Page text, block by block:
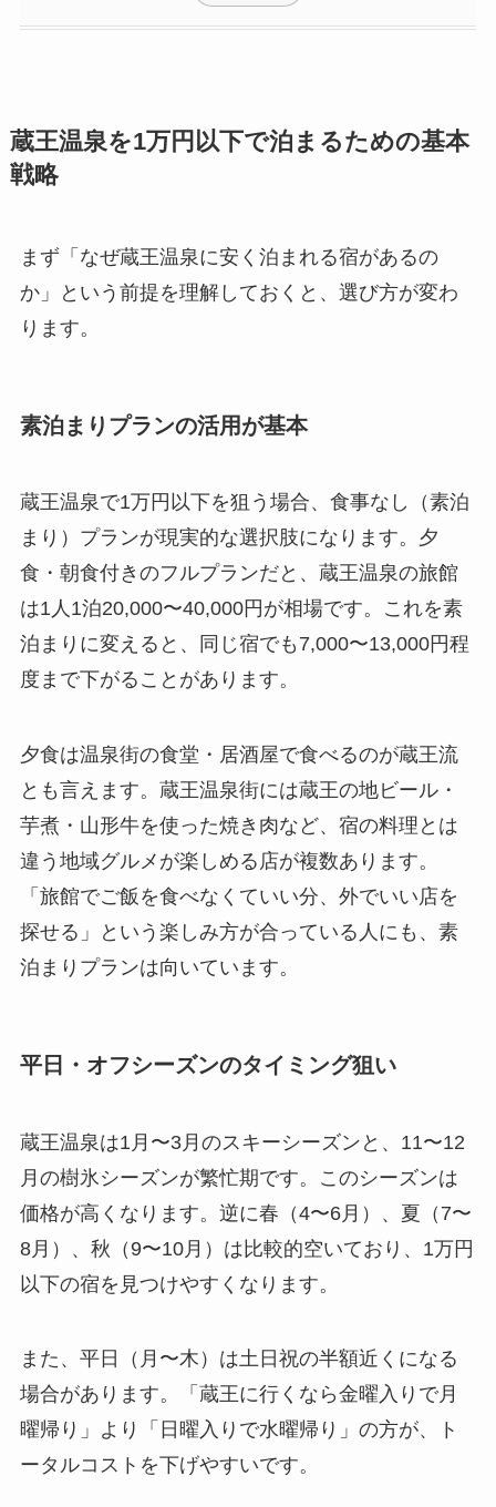
蔵王温泉を1万円以下で泊まるための基本
戦略
まず「なぜ蔵王温泉に安く泊まれる宿があるの
か」という前提を理解しておくと、選び方が変わ
ります。
素泊まりプランの活用が基本
蔵王温泉で1万円以下を狙う場合、食事なし（素泊
まり）プランが現実的な選択肢になります。夕
食・朝食付きのフルプランだと、蔵王温泉の旅館
は1人1泊20,000〜40,000円が相場です。これを素
泊まりに変えると、同じ宿でも7,000〜13,000円程
度まで下がることがあります。
夕食は温泉街の食堂・居酒屋で食べるのが蔵王流
とも言えます。蔵王温泉街には蔵王の地ビール・
芋煮・山形牛を使った焼き肉など、宿の料理とは
違う地域グルメが楽しめる店が複数あります。
「旅館でご飯を食べなくていい分、外でいい店を
探せる」という楽しみ方が合っている人にも、素
泊まりプランは向いています。
平日・オフシーズンのタイミング狙い
蔵王温泉は1月〜3月のスキーシーズンと、11〜12
月の樹氷シーズンが繁忙期です。このシーズンは
価格が高くなります。逆に春（4〜6月）、夏（7〜
8月）、秋（9〜10月）は比較的空いており、1万円
以下の宿を見つけやすくなります。
また、平日（月〜木）は土日祝の半額近くになる
場合があります。「蔵王に行くなら金曜入りで月
曜帰り」より「日曜入りで水曜帰り」の方が、ト
ータルコストを下げやすいです。